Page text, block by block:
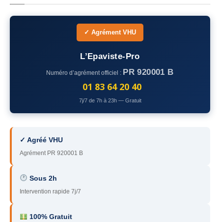
Où?
– Seine-et-Marne
– Yvelines
– Hauts-de-Seine
93– Seine-Saint-Denis
94 – Val-de-Marne
95– Val d’Oise
91 – Essonne
– Yonne
60 – Oise
✓ Agrément VHU
L’Epaviste-Pro
Numéro d’agrément officiel : PR 920001 B
01 83 64 20 40
7j/7 de 7h à 23h — Gratuit
✓ Agréé VHU
Agrément PR 920001 B
Sous 2h
Intervention rapide 7j/7
100% Gratuit